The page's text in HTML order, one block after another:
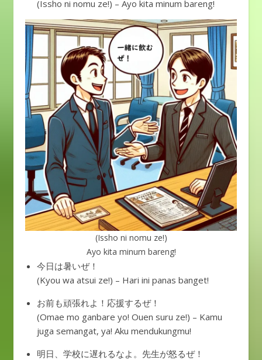
(Issho ni nomu ze!) – Ayo kita minum bareng!
(Issho ni nomu ze!)
Ayo kita minum bareng!
今日は暑いぜ！
(Kyou wa atsui ze!) – Hari ini panas banget!
お前も頑張れよ！応援するぜ！
(Omae mo ganbare yo! Ouen suru ze!) – Kamu
juga semangat, ya! Aku mendukungmu!
明日、学校に遅れるなよ。先生が怒るぜ！